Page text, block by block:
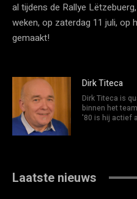
al tijdens de Rallye
weken, op zaterdag 11 juli,
gemaakt!
Dirk Titeca
Dirk Titeca is
binnen het
'80 is hij actief
Laatste nieuws